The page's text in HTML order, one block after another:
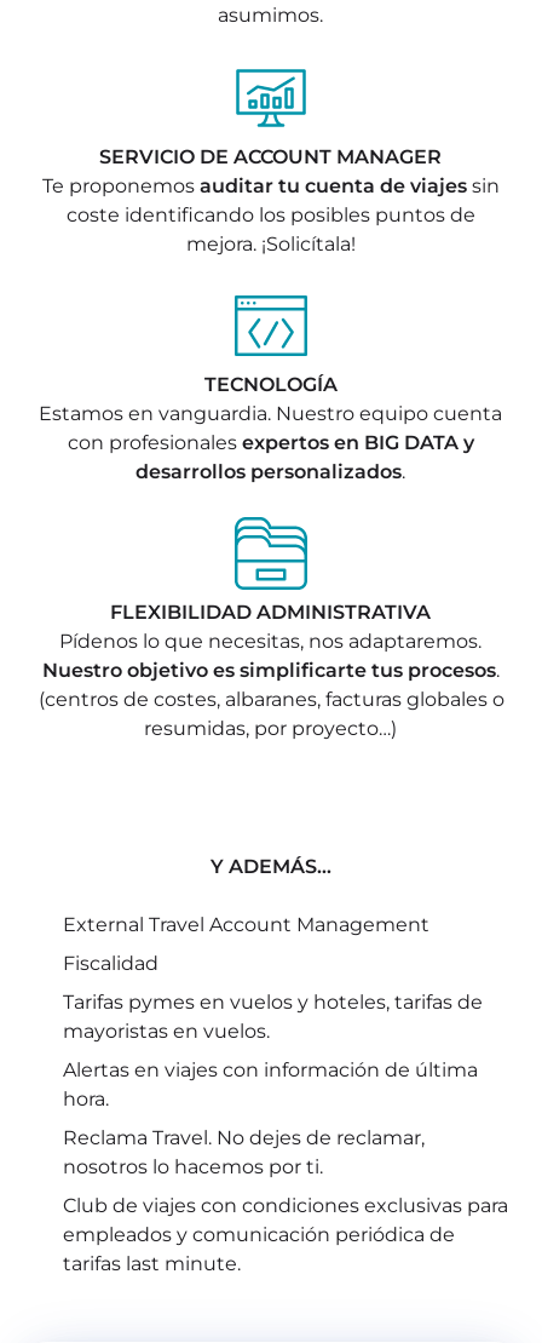
asumimos.
SERVICIO DE ACCOUNT MANAGER
Te proponemos auditar tu cuenta de viajessin
coste identificando los posibles puntos de
mejora. ¡Solicítala!
TECNOLOGÍA
Estamos en vanguardia. Nuestro equipo cuenta
con profesionales expertos en BIG DATA y
desarrollos personalizados.
FLEXIBILIDAD ADMINISTRATIVA
Pídenos lo que necesitas, nos adaptaremos.
Nuestro objetivo es simplificarte tus procesos.
(centros de costes, albaranes, facturas globales o
resumidas, por proyecto…)
Y ADEMÁS…
External Travel Account Management
Fiscalidad
Tarifas pymes en vuelos y hoteles, tarifas de
mayoristas en vuelos.
Alertas en viajes con información de última
hora.
Reclama Travel. No dejes de reclamar,
nosotros lo hacemos por ti.
Club de viajes con condiciones exclusivas para
empleados y comunicación periódica de
tarifas last minute.